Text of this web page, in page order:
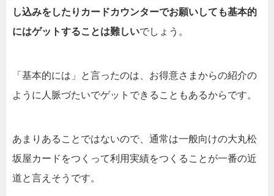
し込みをしたりカードカウンターでお願いしても基本的
にはゲットすることは難しいでしょう。
「基本的には」と言ったのは、お得意さまからの紹介の
ように人脈づたいでゲットできることもあるからです。
あまりあることではないので、通常は一般向けの大丸松
坂屋カードをつくって利用実績をつくることが一番の近
道と言えそうです。